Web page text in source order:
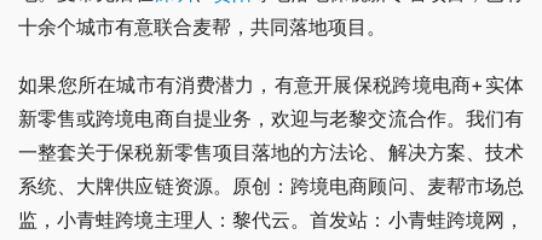
十余个城市有意联合麦帮，共同落地项目。
如果您所在城市有消费潜力，有意开展保税跨境电商+实体
新零售或跨境电商自提业务，欢迎与老黎交流合作。我们有
一整套关于保税新零售项目落地的方法论、解决方案、技术
系统、大牌供应链资源。原创：跨境电商顾问、麦帮市场总
监，小青蛙跨境主理人：黎代云。首发站：小青蛙跨境网，